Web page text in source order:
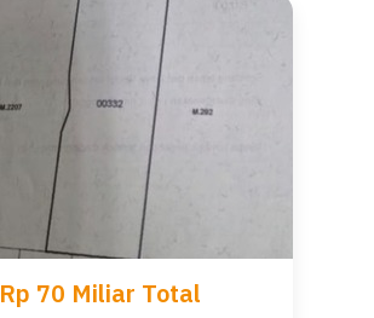
Rp 70 Miliar Total